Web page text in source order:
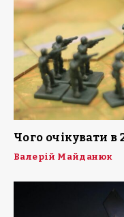
Чого очікувати в
Валерій Майданюк